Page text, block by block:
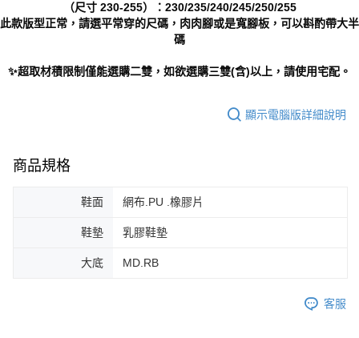
（尺寸 230-255）：230/235/240/245/250/255
此款版型正常，請選平常穿的尺碼，肉肉腳或是寬腳板，可以斟酌帶大半
碼
✨超取材積限制僅能選購二雙，如欲選購三雙(含)以上，請使用宅配。
顯示電腦版詳細說明
商品規格
鞋面 網布.PU .橡膠片
鞋墊 乳膠鞋墊
大底 MD.RB
客服